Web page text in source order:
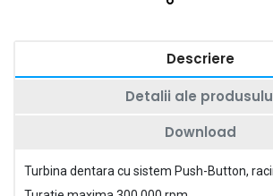
Descriere
Detalii ale
Download
Turbina dentara cu sistem Push-Button,